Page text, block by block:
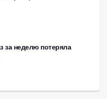
за неделю потеряла